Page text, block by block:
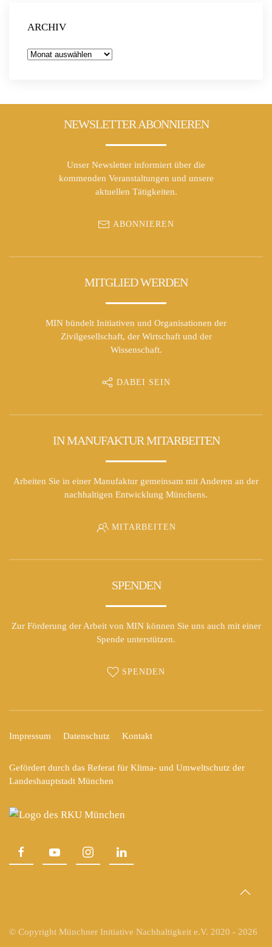
ARCHIV
Archiv
NEWSLETTER ABONNIEREN
Unser Newsletter informiert über die
kommenden Veranstaltungen und unsere
aktuellen Tätigkeiten.
ABONNIEREN
MITGLIED WERDEN
MIN bündelt Initiativen und Organisationen der
Zivilgesellschaft, der Wirtschaft und der
Wissenschaft.
DABEI SEIN
IN MANUFAKTUR MITARBEITEN
Arbeiten Sie in einer Manufaktur gemeinsam mit Anderen an der
nachhaltigen Entwicklung Münchens.
MITARBEITEN
SPENDEN
Zur Förderung der Arbeit von MIN können Sie uns auch mit einer
Spende unterstützen.
SPENDEN
Impressum Datenschutz Kontakt
Gefördert durch das Referat für Klima- und Umweltschutz der
Landeshauptstadt München
© Copyright Münchner Initiative Nachhaltigkeit e.V. 2020 - 2026